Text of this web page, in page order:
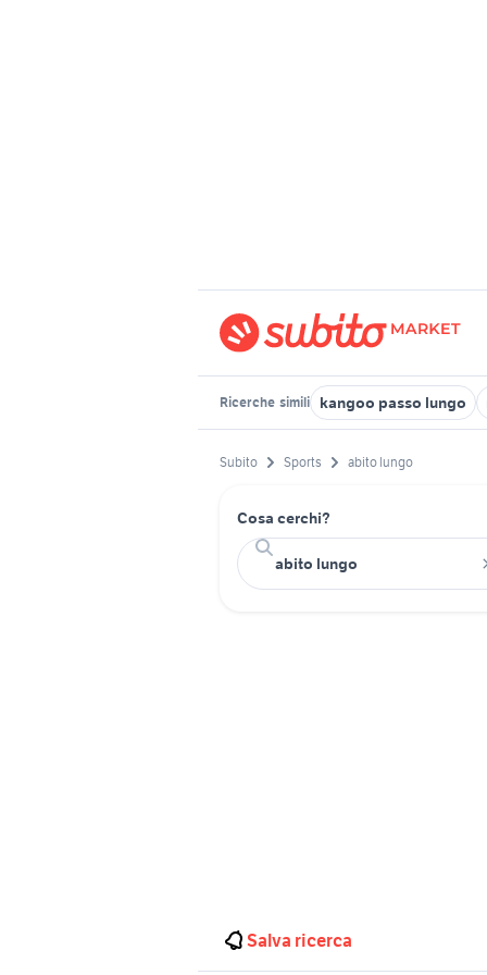
Ricerche simili kangoo passo lungo
Subito Sports abito lungo
Cosa cerchi?
Salva ricerca